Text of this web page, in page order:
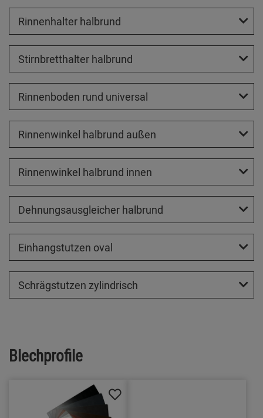
Rinnenhalter halbrund
Stirnbretthalter halbrund
Rinnenboden rund universal
Rinnenwinkel halbrund außen
Rinnenwinkel halbrund innen
Dehnungsausgleicher halbrund
Einhangstutzen oval
Schrägstutzen zylindrisch
Blechprofile